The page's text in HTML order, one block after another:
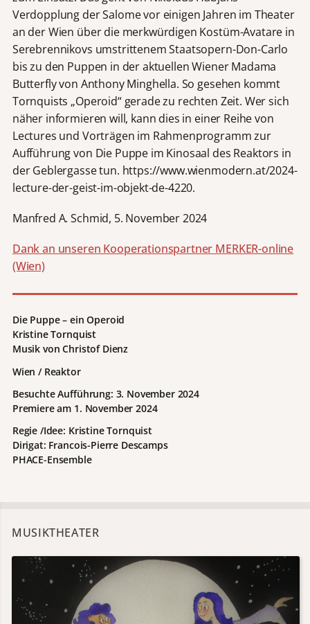
Verdopplung der Salome vor einigen Jahren im Theater
an der Wien über die merkwürdigen Kostüm-Avatare in
Serebrennikovs umstrittenem Staatsopern-Don-Carlo
bis zu den Puppen in der aktuellen Wiener Madama
Butterfly von Anthony Minghella. So gesehen kommt
Tornquists „Operoid“ gerade zu rechten Zeit. Wer sich
näher informieren will, kann dies in einer Reihe von
Lectures und Vorträgen im Rahmenprogramm zur
Aufführung von Die Puppe im Kinosaal des Reaktors in
der Geblergasse tun. https://www.wienmodern.at/2024-
lecture-der-geist-im-objekt-de-4220.
Manfred A. Schmid, 5. November 2024
Dank an unseren Kooperationspartner MERKER-online
(Wien)
Die Puppe – ein Operoid
Kristine Tornquist
Musik von Christof Dienz
Wien / Reaktor
Besuchte Aufführung: 3. November 2024
Premiere am 1. November 2024
Regie /Idee: Kristine Tornquist
Dirigat: Francois-Pierre Descamps
PHACE-Ensemble
MUSIKTHEATER